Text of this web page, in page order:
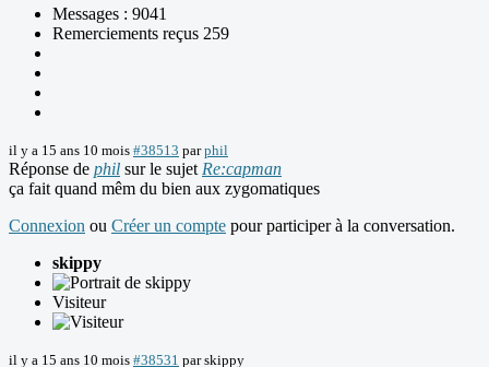
Messages : 9041
Remerciements reçus 259
il y a 15 ans 10 mois #38513 parphil
Réponse de phil sur le sujet Re:capman
ça fait quand mêm du bien aux zygomatiques
Connexion ou Créer un compte pour participer à la conversation.
skippy
Visiteur
il y a 15 ans 10 mois #38531 parskippy